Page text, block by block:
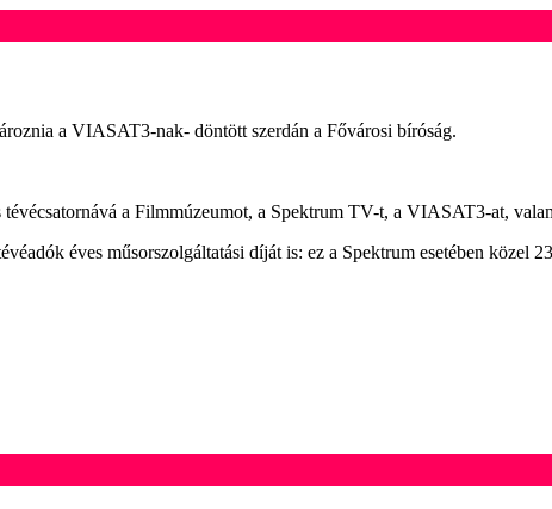
a VIASAT3-nak- döntött szerdán a Fővárosi bíróság.
a Filmmúzeumot, a Spektrum TV-t, a VIASAT3-at,
éves műsorszolgáltatási díját is: ez a Spektrum esetében